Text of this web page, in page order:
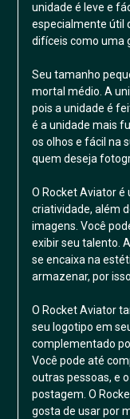
unidade é leve e
especialmente útil
difíceis como uma
Seu tamanho
mortal médio. A
pois a unidade é
é a unidade mais
os olhos e fácil na
quem deseja
O Rocket Aviator
criatividade, além
imagens. Você
exibir seu talento.
se encaixa na
armazenar, por
O Rocket Aviator
seu logotipo em
complementado
Você pode até
outras pessoas, e
postagem. O
gosta de usar por